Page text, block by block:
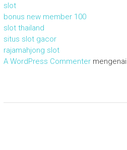
slot
bonus new member 100
slot thailand
situs slot gacor
rajamahjong slot
A WordPress Commentermengenai